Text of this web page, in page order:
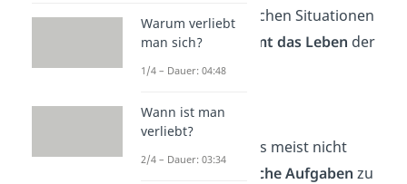
nicht nur in manchen Situationen
auf – sie bestimmt das Leben der
Betroffenen.
Einschränkung
Betroffenen ist es meist nicht
alltägliche Aufgaben zu
Warum verliebt
man sich?
1/4 – Dauer: 04:48
Wann ist man
verliebt?
2/4 – Dauer: 03:34